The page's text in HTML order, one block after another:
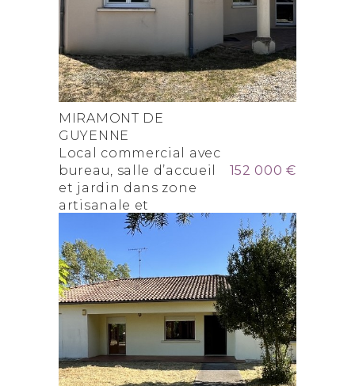
MIRAMONT DE
GUYENNE
Local commercial avec
bureau, salle d’accueil
et jardin dans zone
artisanale et
industrielle
152 000 €